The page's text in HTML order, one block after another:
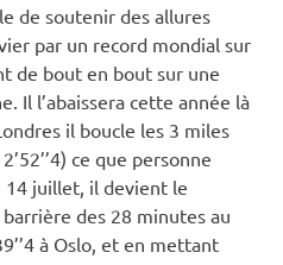
de soutenir des allures
par un record mondial sur
de bout en bout sur une
Il l’abaissera cette année là
il boucle les 3 miles
ce que personne
14 juillet, il devient le
des 28 minutes au
à Oslo, et en mettant